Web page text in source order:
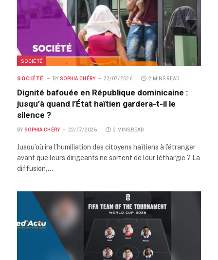
SOCIÉTÉ
SOCIÉTÉ BY SOPHIA CHÉRY 22/07/2026 2 MINS READ
Dignité bafouée en République dominicaine :
jusqu’à quand l’État haïtien gardera-t-il le
silence ?
BY SOPHIA CHÉRY 22/07/2026 2 MINS READ
Jusqu’où ira l’humiliation des citoyens haïtiens à l’étranger
avant que leurs dirigeants ne sortent de leur léthargie ? La
diffusion,…